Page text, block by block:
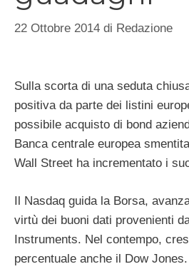
22 Ottobre 2014 di Redazione
Sulla scorta di una seduta
positiva da parte dei listini
possibile acquisto di bond
Banca centrale europea
Wall Street ha incrementato i
Il Nasdaq guida la Borsa,
virtù dei buoni dati provenienti
Instruments. Nel contempo,
percentuale anche il Dow Jones.